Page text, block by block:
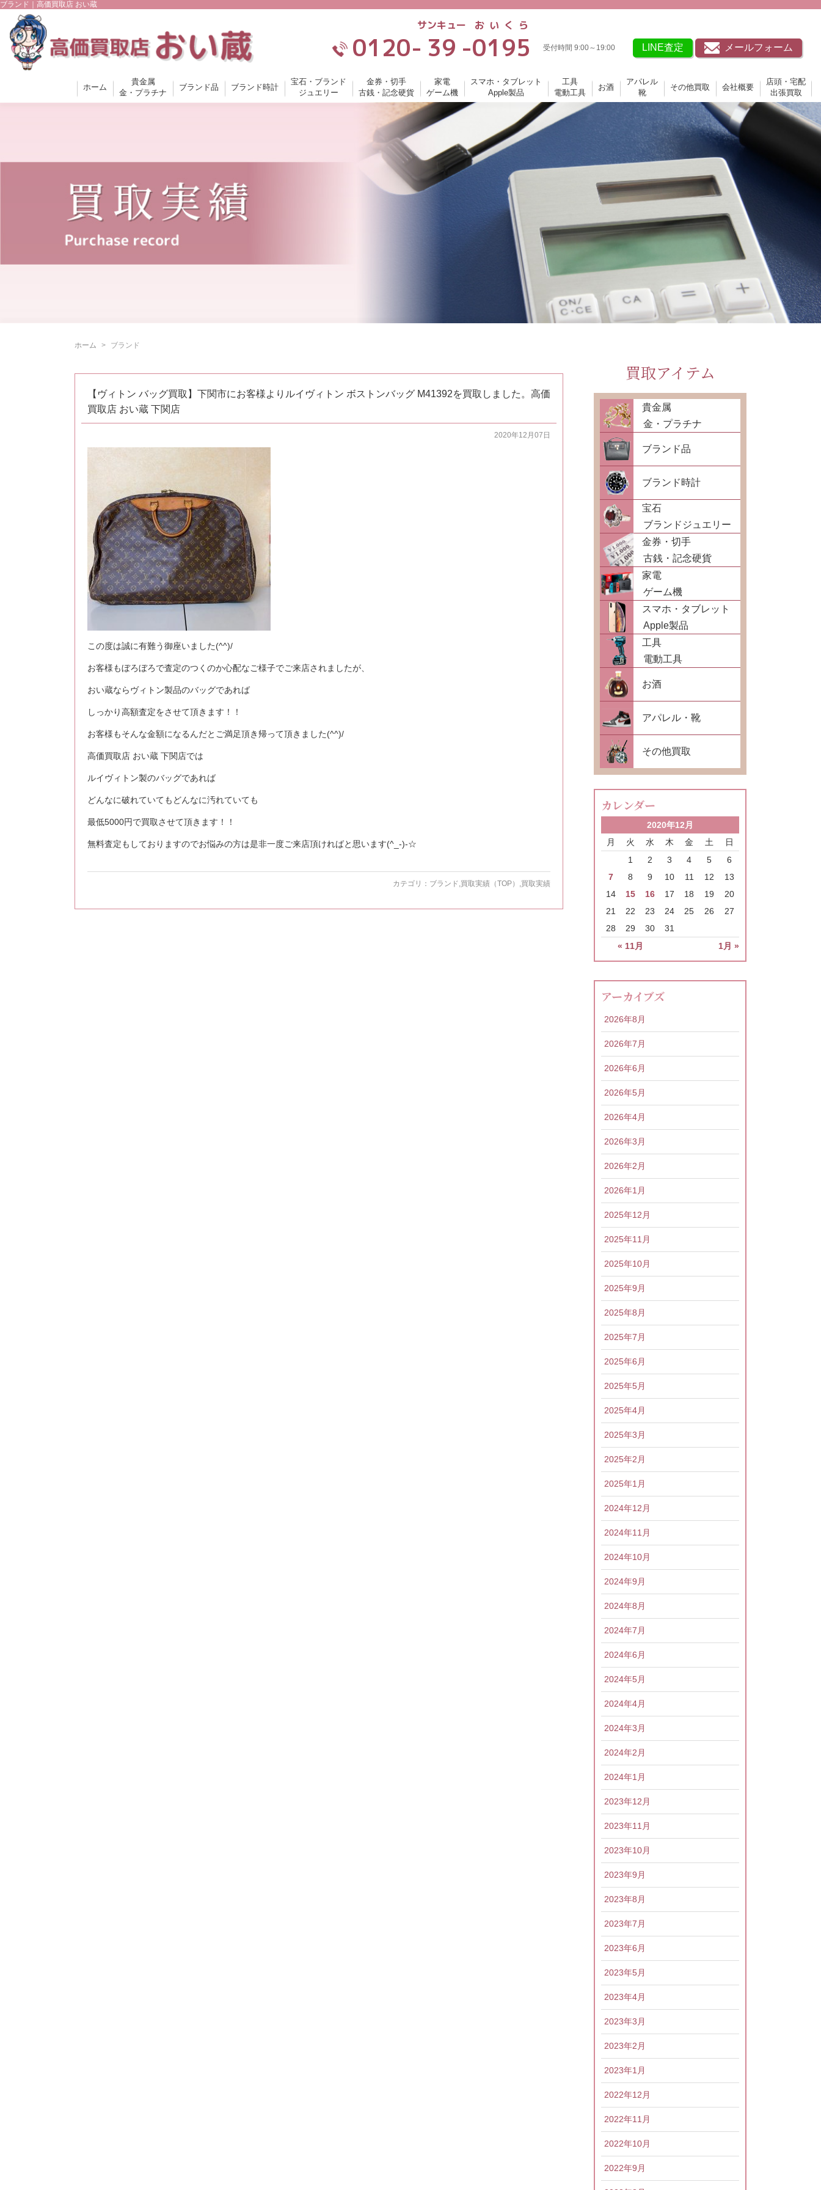
ブランド｜高価買取店 おい蔵
0120- 39
サンキュー
-0195
おいくら
受付時間 9:00～19:00 LINE査定 メールフォーム
ホーム
貴金属
金・プラチナ
ブランド品 ブランド時計
宝石・ブランド
ジュエリー
金券・切手
古銭・記念硬貨
家電
ゲーム機
スマホ・タブレット
Apple製品
工具
電動工具
お酒
アパレル
靴
その他買取 会社概要
店頭・宅配
出張買取
ホーム ブランド
【ヴィトン バッグ買取】下関市にお客様よりルイヴィトン ボストンバッグ M41392を買取しました。高価
買取店 おい蔵 下関店
2020年12月07日
この度は誠に有難う御座いました(^^)/
お客様もぼろぼろで査定のつくのか心配なご様子でご来店されましたが、
おい蔵ならヴィトン製品のバッグであれば
しっかり高額査定をさせて頂きます！！
お客様もそんな金額になるんだとご満足頂き帰って頂きました(^^)/
高価買取店 おい蔵 下関店では
ルイヴィトン製のバッグであれば
どんなに破れていてもどんなに汚れていても
最低5000円で買取させて頂きます！！
無料査定もしておりますのでお悩みの方は是非一度ご来店頂ければと思います(^_-)-☆
カテゴリ： ブランド 買取実績（TOP） 買取実績
買取アイテム
貴金属
金・プラチナ
ブランド品
ブランド時計
宝石
ブランドジュエリー
金券・切手
古銭・記念硬貨
家電
ゲーム機
スマホ・タブレット
Apple製品
工具
電動工具
お酒
アパレル・靴
その他買取
カレンダー
2020年12月
月
火 水 木 金 土 日
« 11月 1月 »
1 2 3 4 5
6
7
8 9 10 11 12
13
14
15 16 17 18 19
20
21
22 23 24 25 26
27
28
29 30 31
アーカイブズ
2026年8月
2026年7月
2026年6月
2026年5月
2026年4月
2026年3月
2026年2月
2026年1月
2025年12月
2025年11月
2025年10月
2025年9月
2025年8月
2025年7月
2025年6月
2025年5月
2025年4月
2025年3月
2025年2月
2025年1月
2024年12月
2024年11月
2024年10月
2024年9月
2024年8月
2024年7月
2024年6月
2024年5月
2024年4月
2024年3月
2024年2月
2024年1月
2023年12月
2023年11月
2023年10月
2023年9月
2023年8月
2023年7月
2023年6月
2023年5月
2023年4月
2023年3月
2023年2月
2023年1月
2022年12月
2022年11月
2022年10月
2022年9月